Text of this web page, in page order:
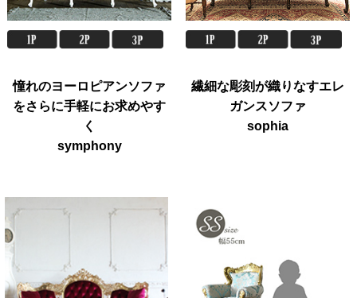
憧れのヨーロピアンソファ
をさらに手軽にお求めやす
く
symphony
繊細な彫刻が織りなすエレ
ガンスソファ
sophia